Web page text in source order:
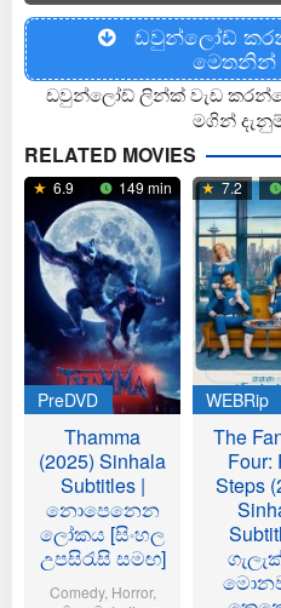
ඩවුන්ලෝඩ්
ඩවුන්ලෝඩ් ලින්ක් වැඩ
මගින්
RELATED MOVIES
6.9 149 min
PreDVD
Thamma
(2025) Sinhala
Subtitles |
නොපෙනෙන
ලෝකය [සිංහල
උපසිරැසි සමඟ]
Comedy, Horror,
7.2
WEBRip
The
Four:
Steps